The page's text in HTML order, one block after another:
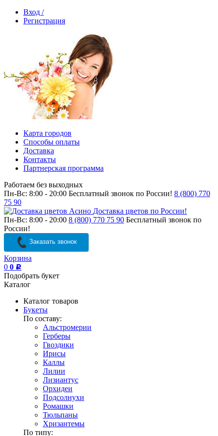
Вход /
Регистрация
Карта городов
Способы оплаты
Доставка
Контакты
Партнерская программа
Работаем без выходных
Пн-Вс: 8:00 - 20:00 Бесплатный звонок по России! 8 (800) 770
75 90
Доставка цветов по России!
Пн-Вс: 8:00 - 20:00 8 (800) 770 75 90 Бесплатный звонок по
России!
Заказать звонок
Корзина
0 0 Р
Подобрать букет
Каталог
Каталог товаров
Букеты
По составу:
Альстромерии
Герберы
Гвоздики
Ирисы
Каллы
Лилии
Лизиантус
Орхидеи
Подсолнухи
Ромашки
Тюльпаны
Хризантемы
По типу: